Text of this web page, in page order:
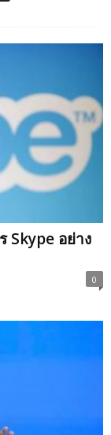
Skype อย่าง
0